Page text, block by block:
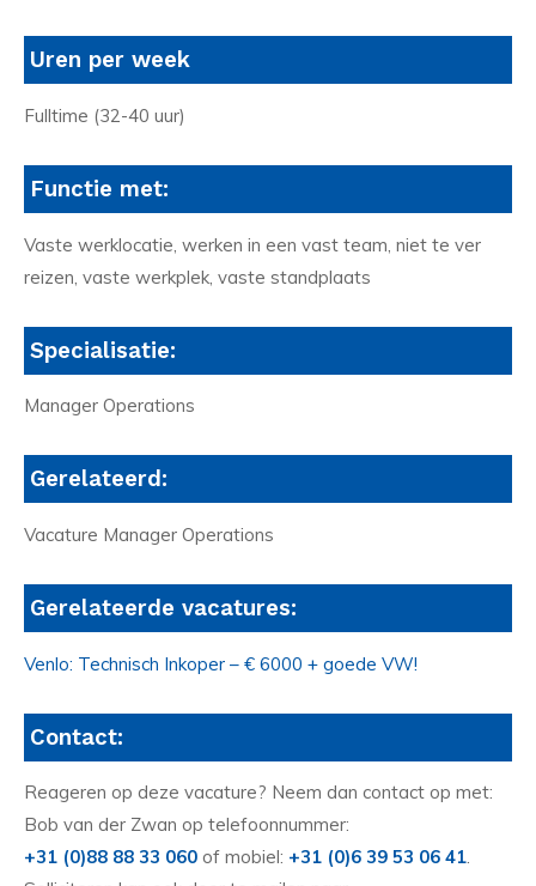
Uren per week
Fulltime (32-40 uur)
Functie met:
Vaste werklocatie, werken in een vast team, niet te ver
reizen, vaste werkplek, vaste standplaats
Specialisatie:
Manager Operations
Gerelateerd:
Vacature Manager Operations
Gerelateerde vacatures:
Venlo: Technisch Inkoper – € 6000 + goede VW!
Contact:
Reageren op deze vacature? Neem dan contact op met:
Bob van der Zwan op telefoonnummer:
+31 (0)88 88 33 060 of mobiel: +31 (0)6 39 53 06 41.